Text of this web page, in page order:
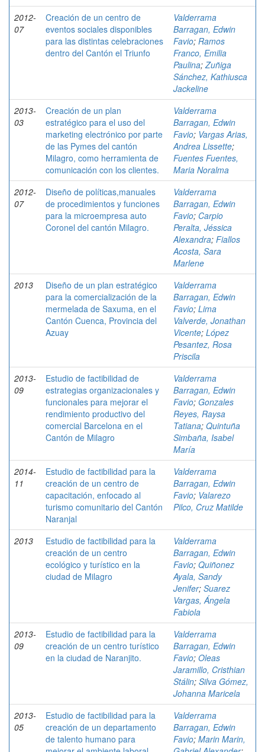
2012-
07
Creación de un centro de
eventos sociales disponibles
para las distintas celebraciones
dentro del Cantón el Triunfo
Valderrama
Barragan, Edwin
Favio; Ramos
Franco, Emilia
Paulina; Zuñiga
Sánchez, Kathiusca
Jackeline
2013-
03
Creación de un plan
estratégico para el uso del
marketing electrónico por parte
de las Pymes del cantón
Milagro, como herramienta de
comunicación con los clientes.
Valderrama
Barragan, Edwin
Favio; Vargas Arias,
Andrea Lissette;
Fuentes Fuentes,
Maria Noralma
2012-
07
Diseño de políticas,manuales
de procedimientos y funciones
para la microempresa auto
Coronel del cantón Milagro.
Valderrama
Barragan, Edwin
Favio; Carpio
Peralta, Jéssica
Alexandra; Fiallos
Acosta, Sara
Marlene
2013
Diseño de un plan estratégico
para la comercialización de la
mermelada de Saxuma, en el
Cantón Cuenca, Provincia del
Azuay
Valderrama
Barragan, Edwin
Favio; Lima
Valverde, Jonathan
Vicente; López
Pesantez, Rosa
Priscila
2013-
09
Estudio de factibilidad de
estrategias organizacionales y
funcionales para mejorar el
rendimiento productivo del
comercial Barcelona en el
Cantón de Milagro
Valderrama
Barragan, Edwin
Favio; Gonzales
Reyes, Raysa
Tatiana; Quintuña
Simbaña, Isabel
María
2014-
11
Estudio de factibilidad para la
creación de un centro de
capacitación, enfocado al
turismo comunitario del Cantón
Naranjal
Valderrama
Barragan, Edwin
Favio; Valarezo
Pilco, Cruz Matilde
2013
Estudio de factibilidad para la
creación de un centro
ecológico y turístico en la
ciudad de Milagro
Valderrama
Barragan, Edwin
Favio; Quiñonez
Ayala, Sandy
Jenifer; Suarez
Vargas, Ángela
Fabiola
2013-
09
Estudio de factibilidad para la
creación de un centro turístico
en la ciudad de Naranjito.
Valderrama
Barragan, Edwin
Favio; Oleas
Jaramillo, Cristhian
Stálin; Silva Gómez,
Johanna Maricela
2013-
05
Estudio de factibilidad para la
creación de un departamento
de talento humano para
Valderrama
Barragan, Edwin
Favio; Marin Marin,